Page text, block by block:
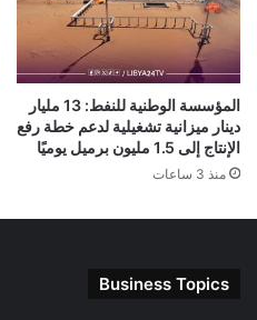
المؤسسة الوطنية للنفط: 13 مليار
دينار ميزانية تشغيلية لدعم خطة رفع
الإنتاج إلى 1.5 مليون برميل يوميًا
منذ 3 ساعات
Business Topics